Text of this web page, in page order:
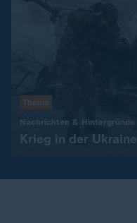
Thema
Nachrichten & Hintergründe
Krieg in der Ukraine